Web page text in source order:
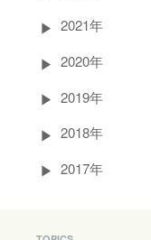
2021年
2020年
2019年
2018年
2017年